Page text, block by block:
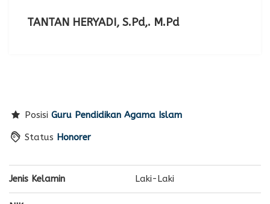
TANTAN HERYADI, S.Pd,. M.Pd
Posisi Guru Pendidikan Agama Islam
Status Honorer
Jenis Kelamin Laki-Laki